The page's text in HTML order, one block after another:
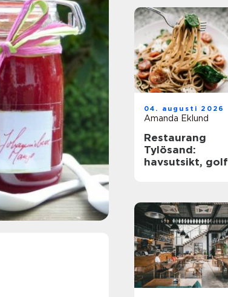
04. augusti 2026
Amanda Eklund
Restaurang
Tylösand:
havsutsikt, golf